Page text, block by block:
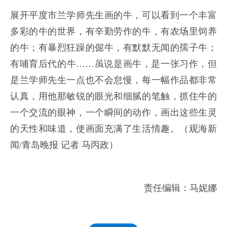
展开平度市兰学师先生画的牛，可以看到一个丰富
多彩的牛的世界，有辛勤劳作的牛，有农场里饲养
的牛；有暴烈狂躁的倔牛，有默默无闻的孺子牛；
有哺育后代的牛……虽说是画牛，是一张习作，但
是兰学师先生一点也不会怠慢，每一幅作品都非常
认真，用他那敏锐的眼光和细腻的笔触，抓住牛的
一个交流的眼神，一个瞬间的动作，画出这些生灵
的天性和味道，使画面充满了生活情趣。（ 观海新
闻/青岛晚报 记者 马丙政）
责任编辑：马妮娜